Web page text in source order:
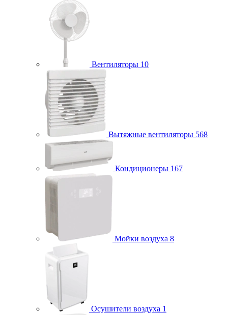
Вентиляторы 10
Вытяжные вентиляторы 568
Кондиционеры 167
Мойки воздуха 8
Осушители воздуха 1